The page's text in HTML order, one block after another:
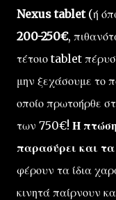
Nexus tablet(ή
200-250€,
τέτοιο tablet
μην ξεχάσουμε το
οποίο πρωτοήρθε
των 750€! Η
παρασύρει και
φέρουν τα ίδια
κινητά παίρνουν